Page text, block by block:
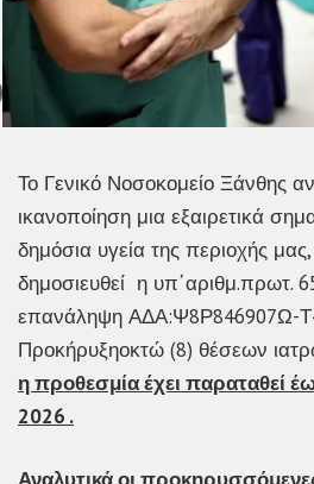
Το Γενικό Νοσοκομείο Ξάνθης
ικανοποίηση μια εξαιρετικά
δημόσια υγεία της περιοχής
δημοσιευθεί η υπ΄αριθμ.πρωτ.
επανάληψη ΑΔΑ:Ψ8Ρ846907Ω-
Προκήρυξηοκτώ (8) θέσεων
η προθεσμία έχει παραταθεί
2026 .